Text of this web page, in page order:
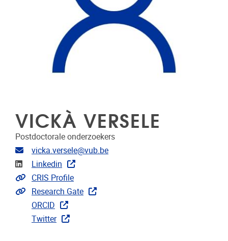
VICKÀ VERSELE
Postdoctorale onderzoekers
E-mailadres
vicka.versele@vub.be
LinkedIn
Linkedin
Link naar CRIS
CRIS Profile
Extra links
Research Gate
ORCID
Twitter